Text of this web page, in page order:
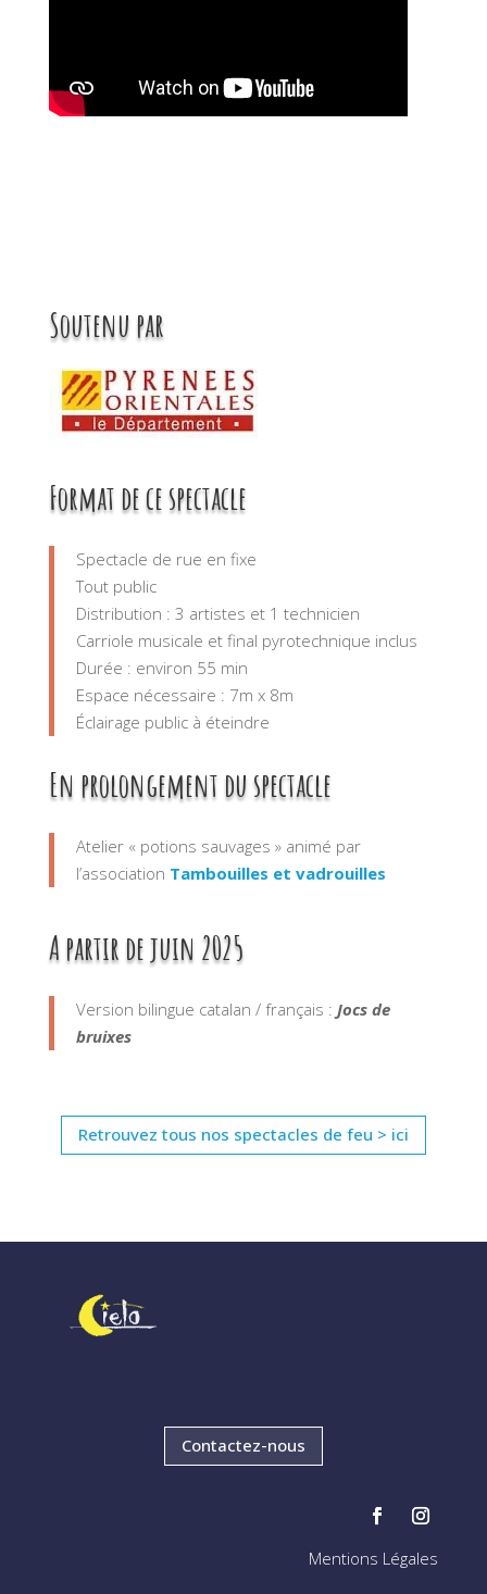
Soutenu par
Format de ce spectacle
Spectacle de rue en fixe
Tout public
Distribution : 3 artistes et 1 technicien
Carriole musicale et final pyrotechnique inclus
Durée : environ 55 min
Espace nécessaire : 7m x 8m
Éclairage public à éteindre
En prolongement du spectacle
Atelier « potions sauvages » animé par
l’association Tambouilles et vadrouilles
A partir de juin 2025
Version bilingue catalan / français : Jocs de
bruixes
Retrouvez tous nos spectacles de feu > ici
Contactez-nous
Mentions Légales